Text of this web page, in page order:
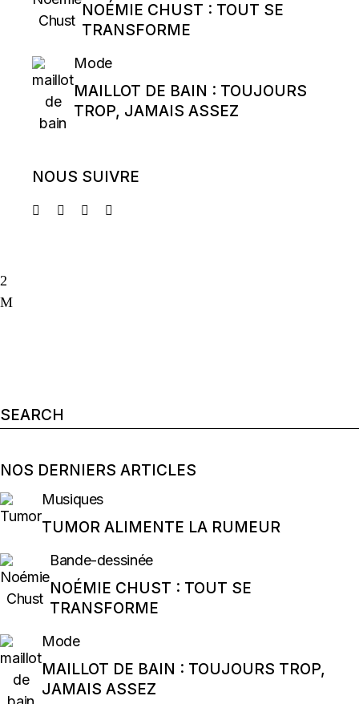
NOÉMIE CHUST : TOUT SE
TRANSFORME
Mode
MAILLOT DE BAIN : TOUJOURS
TROP, JAMAIS ASSEZ
NOUS SUIVRE
Search
for:
NOS DERNIERS ARTICLES
Musiques
TUMOR ALIMENTE LA RUMEUR
Bande-dessinée
NOÉMIE CHUST : TOUT SE
TRANSFORME
Mode
MAILLOT DE BAIN : TOUJOURS TROP,
JAMAIS ASSEZ